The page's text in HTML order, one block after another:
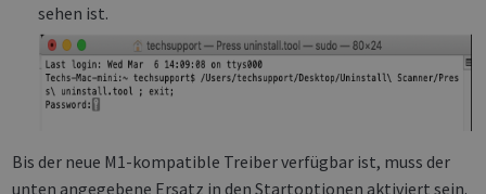
sehen ist.
Bis der neue M1-kompatible Treiber verfügbar ist, muss der
unten angegebene Ersatz in den Startoptionen aktiviert sein.